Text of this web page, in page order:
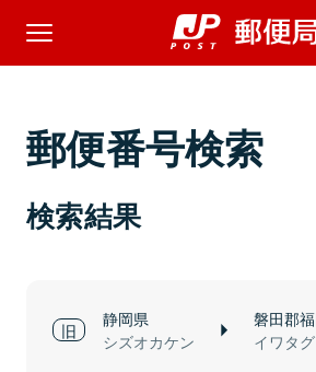
郵便番号検索
検索結果
静岡県
シズオカケン
磐田郡
イワタ